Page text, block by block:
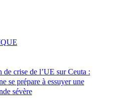
de crise de l’UE sur Ceuta :
se prépare à essuyer une
sévère